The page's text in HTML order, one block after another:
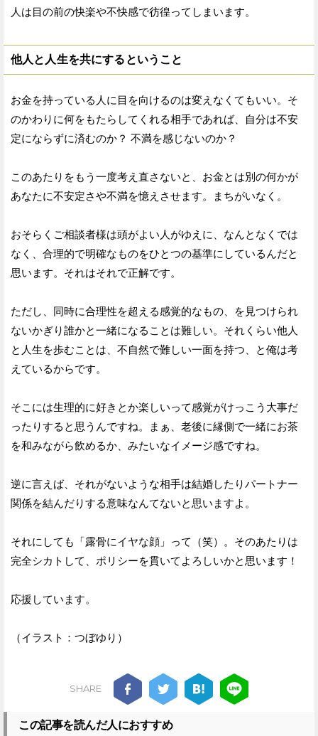
人は目の前の快楽や不快感で彷徨ってしまいます。
他人と人生を共にするということ
お金を持っている人に目を向けるのは変えなくてもいい。そ
のかわりに何をもたらしてくれる相手であれば、自分は不安
定にならずに済むのか？ 不満を感じないのか？
このあたりをもう一度考え直さないと、お金とは別の何かが
あなたに不安定さや不満を憶えさせます。まちがいなく。
おそらくご相談者様は頭がよい人がゆえに、なんとなくでは
なく、合理的で明確なものをひとつの基準にしているんだと
思います。それはそれで正解です。
ただし、同時に合理性を超える感覚的なもの、を見つけられ
ないかぎり誰かと一緒になることは難しい。それくらい他人
と人生を歩むことは、不自然で難しい一面を持つ、と俺は考
えているからです。
そこには生理的に好きとか楽しいって感覚がけっこう大事だ
ったりすると思うんですね。まぁ、老後に縁側で一緒にお茶
を和みながら飲めるか、みたいなイメージ感ですね。
逆に言えば、それがないような相手は結婚したりパートナー
関係を結んだりする意味なんてないと思いますよ。
それにしても「露骨にイヤな顔」って（笑）。そのあたりは
完全シカトして、ポリシーを貫いてよろしいかと思います！
応援しています。
（イラスト：つぼゆり）
SHARE
この記事を読んだ人におすすめ